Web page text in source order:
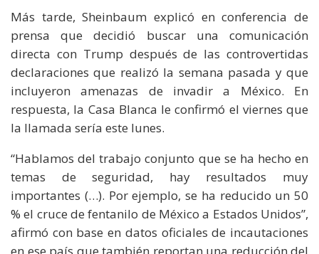
Más tarde, Sheinbaum explicó en conferencia de
prensa que decidió buscar una comunicación
directa con Trump después de las controvertidas
declaraciones que realizó la semana pasada y que
incluyeron amenazas de invadir a México. En
respuesta, la Casa Blanca le confirmó el viernes que
la llamada sería este lunes.
“Hablamos del trabajo conjunto que se ha hecho en
temas de seguridad, hay resultados muy
importantes (…). Por ejemplo, se ha reducido un 50
% el cruce de fentanilo de México a Estados Unidos”,
afirmó con base en datos oficiales de incautaciones